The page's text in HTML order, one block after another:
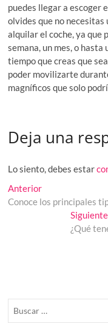
puedes llegar a escoger
olvides que no
alquilar el coche, ya que
semana, un mes, o
tiempo que creas que
poder movilizarte
magníficos que solo
Deja una
Lo siento, debes estar
Navegación
de
entradas
AnteriorEntrada
anterior:
Conoce los principales
Siguiente
¿Qué